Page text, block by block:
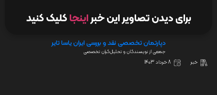
برای دیدن تصاویر این خبراینجاکلیک کنید
دپارتمان تخصصی نقد و بررسی ایران یاسا تایر
جمعی از نویسندگان و تحلیل‌گران تخصصی
خبر 8 خرداد 1403